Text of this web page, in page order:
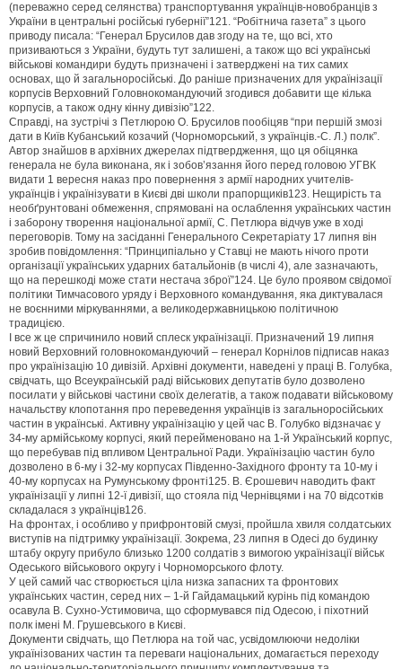
(переважно серед селянства) транспортування українців-новобранців з
України в центральні російські губернії”121. “Робітнича газета” з цього
приводу писала: “Генерал Брусилов дав згоду на те, що всі, хто
призиваються з України, будуть тут залишені, а також що всі українські
військові командири будуть призначені і затверджені на тих самих
основах, що й загальноросійські. До раніше призначених для українізації
корпусів Верховний Головнокомандуючий згодився добавити ще кілька
корпусів, а також одну кінну дивізію”122.
Справді, на зустрічі з Петлюрою О. Брусилов пообіцяв “при першій змозі
дати в Київ Кубанський козачий (Чорноморський, з українців.-С. Л.) полк”.
Автор знайшов в архівних джерелах підтвердження, що ця обіцянка
генерала не була виконана, як і зобов’язання його перед головою УГВК
видати 1 вересня наказ про повернення з армії народних учителів-
українців і українізувати в Києві дві школи прапорщиків123. Нещирість та
необґрунтовані обмеження, спрямовані на ослаблення українських частин
і заборону творення національної армії, С. Петлюра відчув уже в ході
переговорів. Тому на засіданні Генерального Секретаріату 17 липня він
зробив повідомлення: “Принципіально у Ставці не мають нічого проти
організації українських ударних батальйонів (в числі 4), але зазначають,
що на перешкоді може стати нестача зброї”124. Це було проявом свідомої
політики Тимчасового уряду і Верховного командування, яка диктувалася
не воєнними міркуваннями, а великодержавницькою політичною
традицією.
І все ж це спричинило новий сплеск українізації. Призначений 19 липня
новий Верховний головнокомандуючий – генерал Корнілов підписав наказ
про українізацію 10 дивізій. Архівні документи, наведені у праці В. Голубка,
свідчать, що Всеукраїнській раді військових депутатів було дозволено
посилати у військові частини своїх делегатів, а також подавати військовому
начальству клопотання про переведення українців із загальноросійських
частин в українські. Активну українізацію у цей час В. Голубко відзначає у
34-му армійському корпусі, який перейменовано на 1-й Український корпус,
що перебував під впливом Центральної Ради. Українізацію частин було
дозволено в 6-му і 32-му корпусах Південно-Західного фронту та 10-му і
40-му корпусах на Румунському фронті125. В. Єрошевич наводить факт
українізації у липні 12-ї дивізії, що стояла під Чернівцями і на 70 відсотків
складалася з українців126.
На фронтах, і особливо у прифронтовій смузі, пройшла хвиля солдатських
виступів на підтримку українізації. Зокрема, 23 липня в Одесі до будинку
штабу округу прибуло близько 1200 солдатів з вимогою українізації військ
Одеського військового округу і Чорноморського флоту.
У цей самий час створюється ціла низка запасних та фронтових
українських частин, серед них – 1-й Гайдамацький курінь під командою
осавула В. Сухно-Устимовича, що сформувався під Одесою, і піхотний
полк імені М. Грушевського в Києві.
Документи свідчать, що Петлюра на той час, усвідомлюючи недоліки
українізованих частин та переваги національних, домагається переходу